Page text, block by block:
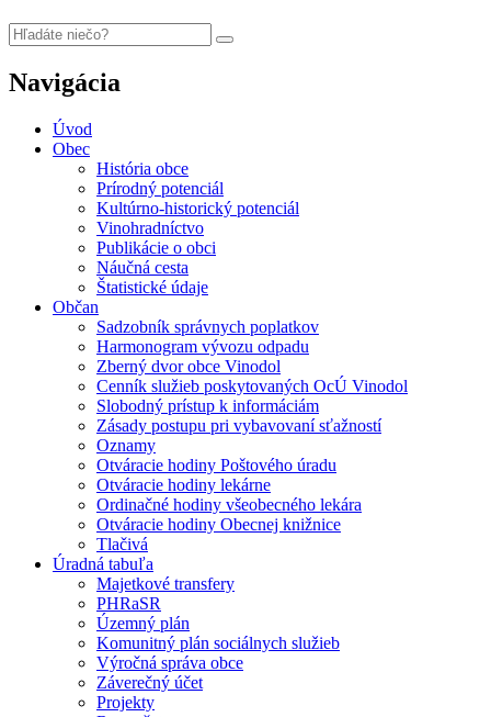
Navigácia
Úvod
Obec
História obce
Prírodný potenciál
Kultúrno-historický potenciál
Vinohradníctvo
Publikácie o obci
Náučná cesta
Štatistické údaje
Občan
Sadzobník správnych poplatkov
Harmonogram vývozu odpadu
Zberný dvor obce Vinodol
Cenník služieb poskytovaných OcÚ Vinodol
Slobodný prístup k informáciám
Zásady postupu pri vybavovaní sťažností
Oznamy
Otváracie hodiny Poštového úradu
Otváracie hodiny lekárne
Ordinačné hodiny všeobecného lekára
Otváracie hodiny Obecnej knižnice
Tlačivá
Úradná tabuľa
Majetkové transfery
PHRaSR
Územný plán
Komunitný plán sociálnych služieb
Výročná správa obce
Záverečný účet
Projekty